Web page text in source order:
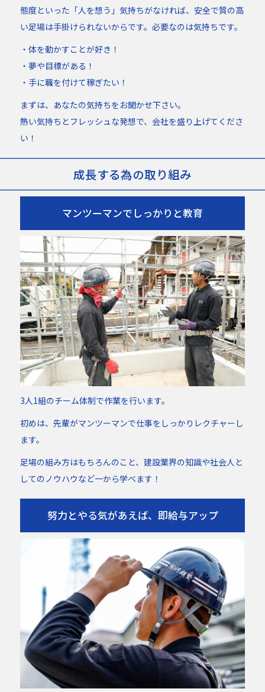
態度といった「人を想う」気持ちがなければ、安全で質の高
い足場は手掛けられないからです。必要なのは気持ちです。
・体を動かすことが好き！
・夢や目標がある！
・手に職を付けて稼ぎたい！
まずは、あなたの気持ちをお聞かせ下さい。
熱い気持ちとフレッシュな発想で、会社を盛り上げてくださ
い！
成長する為の取り組み
マンツーマンでしっかりと教育
3人1組のチーム体制で作業を行います。
初めは、先輩がマンツーマンで仕事をしっかりレクチャーし
ます。
足場の組み方はもちろんのこと、建設業界の知識や社会人と
してのノウハウなど一から学べます！
努力とやる気があえば、即給与アップ